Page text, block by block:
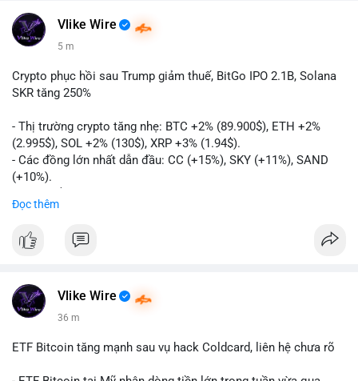
Vlike Wire
5 m
Crypto phục hồi sau Trump giảm thuế, BitGo IPO 2.1B, Solana
SKR tăng 250%
- Thị trường crypto tăng nhẹ: BTC +2% (89.900$), ETH +2%
(2.995$), SOL +2% (130$), XRP +3% (1.94$).
- Các đồng lớn nhất dẫn đầu: CC (+15%), SKY (+11%), SAND
(+10%).
hủy bỏ lệnh thuế EU.
và phân quyền Ethereum.
có sự đồng thuận hai đảng.
- Newrez xem xét Bitcoin và Ethereum trong việc xác định đủ
động.
Đọc thêm
Vlike Wire
36 m
ETF Bitcoin tăng mạnh sau vụ hack Coldcard, liên hệ chưa rõ